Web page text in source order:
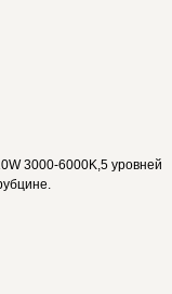
3000-6000K,5 уровней